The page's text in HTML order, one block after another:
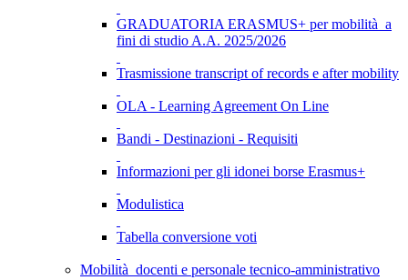
GRADUATORIA ERASMUS+ per mobilità a
fini di studio A.A. 2025/2026
Trasmissione transcript of records e after mobility
OLA - Learning Agreement On Line
Bandi - Destinazioni - Requisiti
Informazioni per gli idonei borse Erasmus+
Modulistica
Tabella conversione voti
Mobilità docenti e personale tecnico-amministrativo